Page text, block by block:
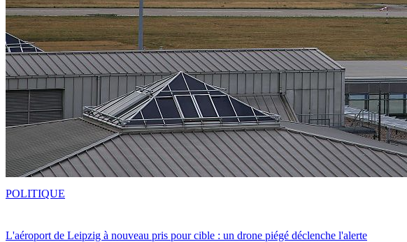
L'aéroport de Leipzig à nouveau pris pour cible : un drone piégé déclenche l'alerte
POLITIQUE